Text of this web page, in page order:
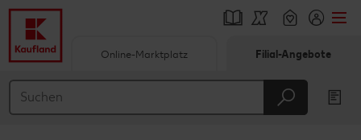
Hauptinhalt
Online-Marktplatz Filial-Angebote